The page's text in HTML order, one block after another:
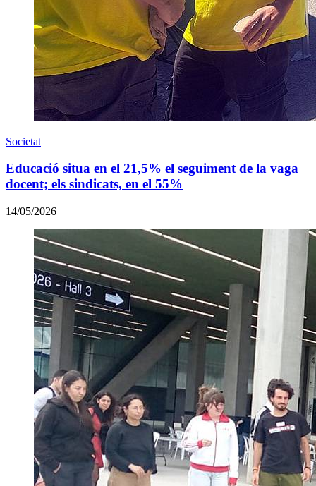
Societat
Educació situa en el 21,5% el seguiment de la vaga
docent; els sindicats, en el 55%
14/05/2026